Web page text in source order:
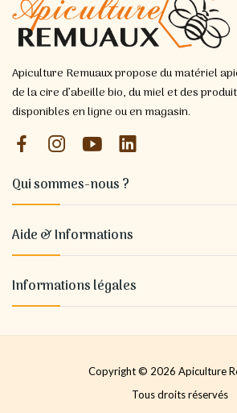
Apiculture Remuaux propose du matériel
de la cire d’abeille bio, du miel et des
disponibles en ligne ou en magasin.
Qui sommes-nous ?
Aide & Informations
Informations légales
Copyright © 2026 Apiculture
Tous droits réservés